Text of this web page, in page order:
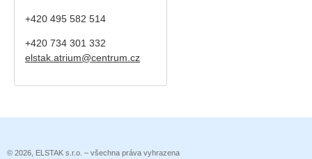
+420 495 582 514
+420 734 301 332
elstak.atrium@centrum.cz
© 2026, ELSTAK s.r.o. – všechna práva vyhrazena